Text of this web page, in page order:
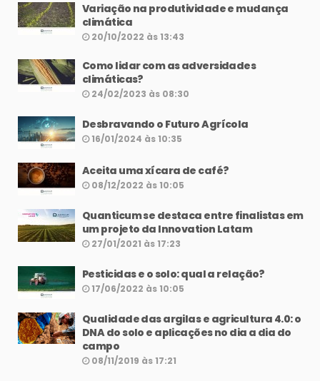
Variação na produtividade e mudança
climática
20/10/2022 às 13:43
Como lidar com as adversidades
climáticas?
24/02/2023 às 08:30
Desbravando o Futuro Agrícola
16/01/2024 às 10:35
Aceita uma xícara de café?
08/12/2022 às 10:05
Quanticum se destaca entre finalistas em
um projeto da Innovation Latam
27/01/2021 às 17:23
Pesticidas e o solo: qual a relação?
17/06/2022 às 10:05
Qualidade das argilas e agricultura 4.0: o
DNA do solo e aplicações no dia a dia do
campo
08/11/2019 às 17:21